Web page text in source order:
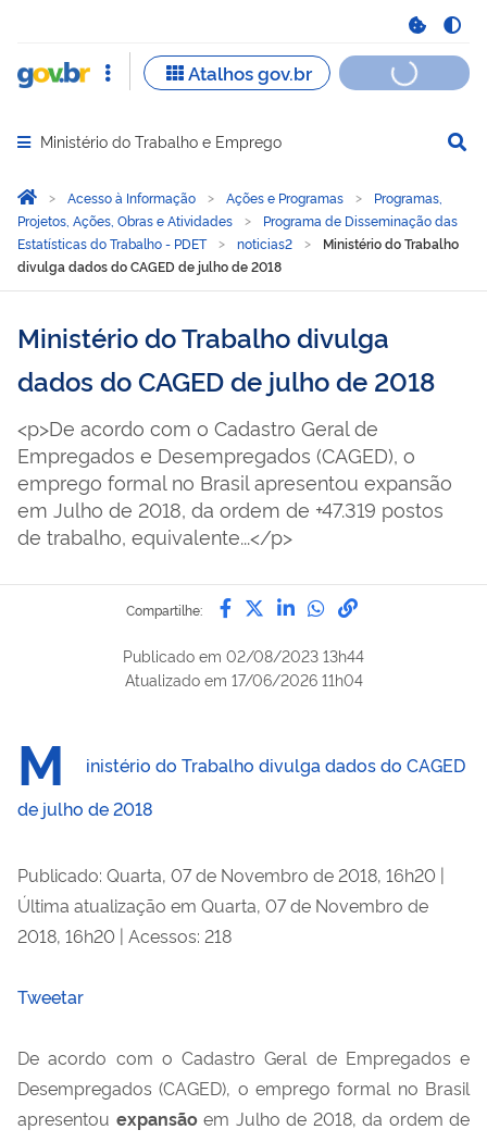
Abrir menu principal de navegação
Ministério do Trabalho e Emprego
Você está aqui:
Página Inicial
Acesso à Informação Ações e Programas
Programas,
Projetos, Ações, Obras e Atividades
Programa de Disseminação das
Estatísticas do Trabalho - PDET
noticias2
Ministério do Trabalho
divulga dados do CAGED de julho de 2018
Ministério do Trabalho divulga
dados do CAGED de julho de 2018
<p>De acordo com o Cadastro Geral de
Empregados e Desempregados (CAGED), o
emprego formal no Brasil apresentou expansão
em Julho de 2018, da ordem de +47.319 postos
de trabalho, equivalente...</p>
Compartilhe: Compartilhe por Facebook
Compartilhe por Twitter
Compartilhe por
Compartilhe
link para
Publicado em 02/08/2023 13h44
Atualizado em 17/06/2026 11h04
M
inistério do Trabalho divulga dados do CAGED
de julho de 2018
Publicado: Quarta, 07 de Novembro de 2018, 16h20 |
Última atualização em Quarta, 07 de Novembro de
2018, 16h20 | Acessos: 218
Tweetar
De acordo com o Cadastro Geral de Empregados e
Desempregados (CAGED), o emprego formal no Brasil
apresentou expansãoem Julho de 2018, da ordem de